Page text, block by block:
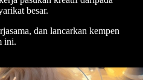
besar.
dan lancarkan kempen
ini.